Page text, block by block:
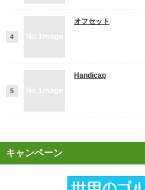
オフセット
Handicap
キャンペーン